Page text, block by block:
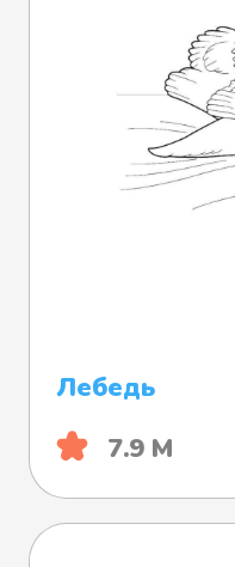
Лебедь
7.9 М